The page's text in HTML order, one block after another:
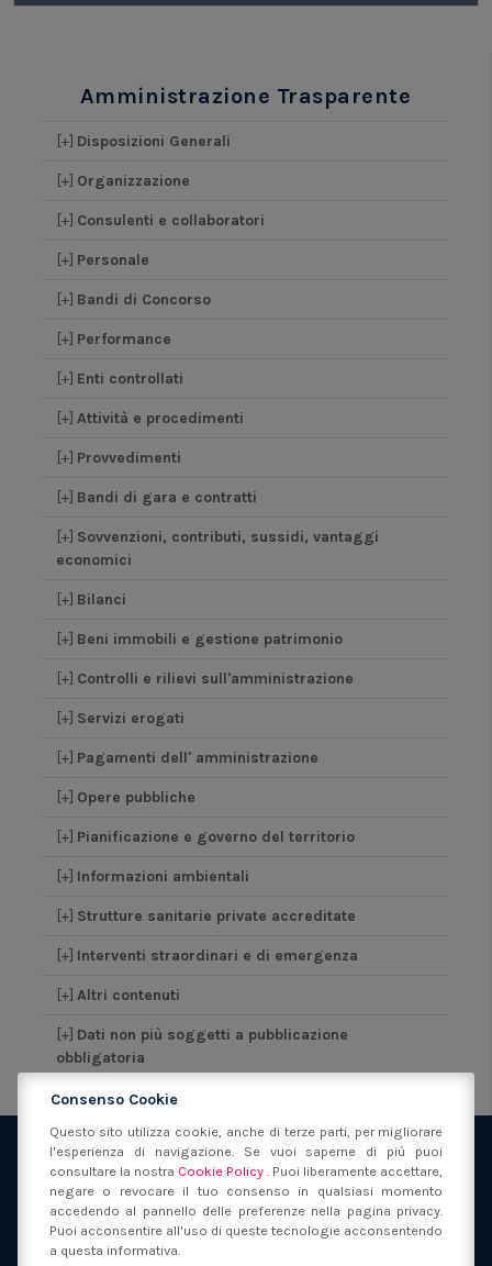
Amministrazione Trasparente
[+] Disposizioni Generali
[+] Organizzazione
[+] Consulenti e collaboratori
[+] Personale
[+] Bandi di Concorso
[+] Performance
[+] Enti controllati
[+] Attività e procedimenti
[+] Provvedimenti
[+] Bandi di gara e contratti
[+] Sovvenzioni, contributi, sussidi, vantaggi
economici
[+] Bilanci
[+] Beni immobili e gestione patrimonio
[+] Controlli e rilievi sull'amministrazione
[+] Servizi erogati
[+] Pagamenti dell' amministrazione
[+] Opere pubbliche
[+] Pianificazione e governo del territorio
[+] Informazioni ambientali
[+] Strutture sanitarie private accreditate
[+] Interventi straordinari e di emergenza
[+] Altri contenuti
[+] Dati non più soggetti a pubblicazione
obbligatoria
Fondazione San Filippo Neri Modena via Sant'Orsola 40 41121
Modena(MO)
059 217149
segreteria@fondazionesanfilipponeri.it C.F.
80017130362
Consenso Cookie
Questo sito utilizza cookie, anche di terze parti, per migliorare
l'esperienza di navigazione. Se vuoi saperne di più puoi
consultare la nostra Cookie Policy. Puoi liberamente accettare,
negare o revocare il tuo consenso in qualsiasi momento
accedendo al pannello delle preferenze nella pagina privacy.
Puoi acconsentire all'uso di queste tecnologie acconsentendo
a questa informativa.